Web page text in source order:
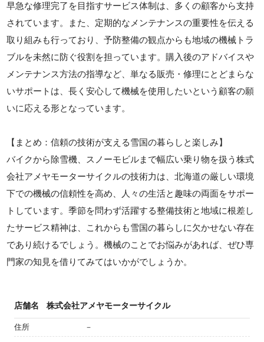
早急な修理完了を目指すサービス体制は、多くの顧客から支持
されています。また、定期的なメンテナンスの重要性を伝える
取り組みも行っており、予防整備の観点からも地域の機械トラ
ブルを未然に防ぐ役割を担っています。購入後のアドバイスや
メンテナンス方法の指導など、単なる販売・修理にとどまらな
いサポートは、長く安心して機械を使用したいという顧客の願
いに応える形となっています。
【まとめ：信頼の技術が支える雪国の暮らしと楽しみ】
バイクから除雪機、スノーモビルまで幅広い乗り物を扱う株式
会社アメヤモーターサイクルの技術力は、北海道の厳しい環境
下での機械の信頼性を高め、人々の生活と趣味の両面をサポー
トしています。季節を問わず活躍する整備技術と地域に根差し
たサービス精神は、これからも雪国の暮らしに欠かせない存在
であり続けるでしょう。機械のことでお悩みがあれば、ぜひ専
門家の知見を借りてみてはいかがでしょうか。
店舗名 株式会社アメヤモーターサイクル
住所 －